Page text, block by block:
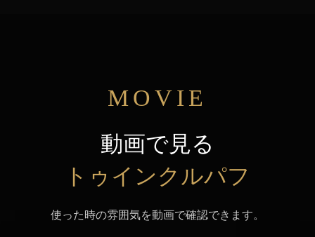
MOVIE
動画で見る
トゥインクルパフ
使った時の雰囲気を動画で確認できます。